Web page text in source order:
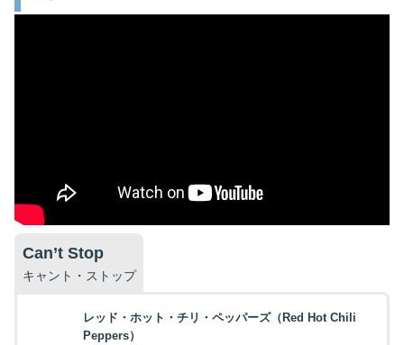
Can’t Stop
キャント・ストップ
レッド・ホット・チリ・ペッパーズ（Red Hot Chili
Peppers）